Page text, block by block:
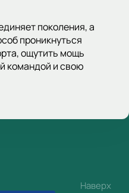
поколения, а
проникнуться
ощутить мощь
командой и свою
Наверх